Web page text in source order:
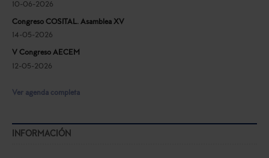
10-06-2026
Congreso COSITAL. Asamblea XV
14-05-2026
V Congreso AECEM
12-05-2026
Ver agenda completa
INFORMACIÓN